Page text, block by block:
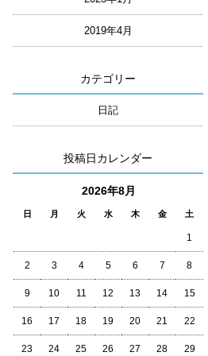
2019年4月
カテゴリー
日記
投稿日カレンダー
2026年8月
日 月 火 水 木 金 土
1
2 3 4 5 6 7 8
9 10 11 12 13 14 15
16 17 18 19 20 21 22
23 24 25 26 27 28 29